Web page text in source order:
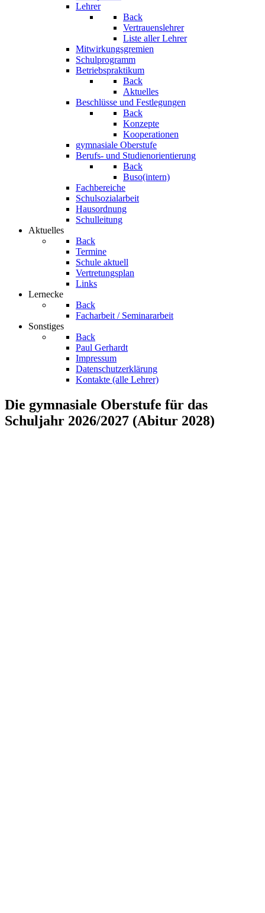
Lehrer
Back
Vertrauenslehrer
Liste aller Lehrer
Mitwirkungsgremien
Schulprogramm
Betriebspraktikum
Back
Aktuelles
Beschlüsse und Festlegungen
Back
Konzepte
Kooperationen
gymnasiale Oberstufe
Berufs- und Studienorientierung
Back
Buso(intern)
Fachbereiche
Schulsozialarbeit
Hausordnung
Schulleitung
Aktuelles
Back
Termine
Schule aktuell
Vertretungsplan
Links
Lernecke
Back
Facharbeit / Seminararbeit
Sonstiges
Back
Paul Gerhardt
Impressum
Datenschutzerklärung
Kontakte (alle Lehrer)
Die gymnasiale Oberstufe für das
Schuljahr 2026/2027 (Abitur 2028)